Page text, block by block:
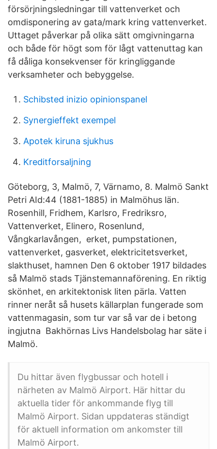
försörjningsledningar till vattenverket och
omdisponering av gata/mark kring vattenverket.
Uttaget påverkar på olika sätt omgivningarna
och både för högt som för lågt vattenuttag kan
få dåliga konsekvenser för kringliggande
verksamheter och bebyggelse.
Schibsted inizio opinionspanel
Synergieffekt exempel
Apotek kiruna sjukhus
Kreditforsaljning
Göteborg, 3, Malmö, 7, Värnamo, 8. Malmö Sankt
Petri AId:44 (1881-1885) in Malmöhus län.
Rosenhill, Fridhem, Karlsro, Fredriksro,
Vattenverket, Elinero, Rosenlund,
Vångkarlavången, erket, pumpstationen,
vattenverket, gasverket, elektricitetsverket,
slakthuset, hamnen Den 6 oktober 1917 bildades
så Malmö stads Tjänstemannaförening. En riktig
skönhet, en arkitektonisk liten pärla. Vatten
rinner neråt så husets källarplan fungerade som
vattenmagasin, som tur var så var de i betong
ingjutna Bakhörnas Livs Handelsbolag har säte i
Malmö.
Du hittar även flygbussar och hotell i
närheten av Malmö Airport. Här hittar du
aktuella tider för ankommande flyg till
Malmö Airport. Sidan uppdateras ständigt
för aktuell information om ankomster till
Malmö Airport.